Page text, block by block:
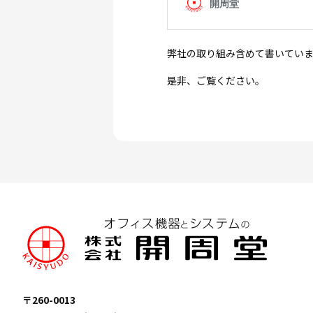
弊社の取り組み含めて書いてい
是非、ご覧ください。
〒260-0013